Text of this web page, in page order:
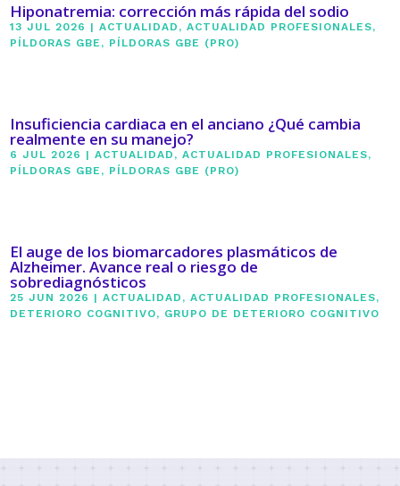
Hiponatremia: corrección más rápida del sodio
13 JUL 2026 |ACTUALIDAD ,ACTUALIDAD PROFESIONALES,
PÍLDORAS GBE , PÍLDORAS GBE (PRO)
Insuficiencia cardiaca en el anciano ¿Qué cambia
realmente en su manejo?
6 JUL 2026 |ACTUALIDAD ,ACTUALIDAD PROFESIONALES,
PÍLDORAS GBE , PÍLDORAS GBE (PRO)
El auge de los biomarcadores plasmáticos de
Alzheimer. Avance real o riesgo de
sobrediagnósticos
25 JUN 2026 |ACTUALIDAD ,ACTUALIDAD PROFESIONALES,
DETERIORO COGNITIVO, GRUPO DE DETERIORO COGNITIVO